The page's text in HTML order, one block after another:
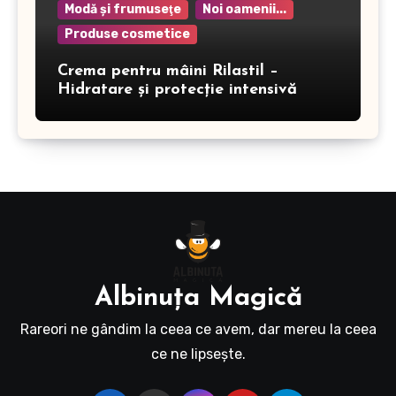
Modă şi frumuseţe
Noi oamenii...
Produse cosmetice
Crema pentru mâini Rilastil –
Hidratare și protecție intensivă
Albinuţa Magică
Rareori ne gândim la ceea ce avem, dar mereu la ceea
ce ne lipseşte.